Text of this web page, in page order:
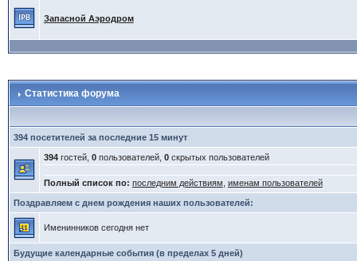
Запасной Аэродром
Статистика форума
394 посетителей за последние 15 минут
394гостей, 0пользователей, 0скрытых пользователей
Полный список по: последним действиям именам пользователей
Поздравляем с днем рождения наших пользователей:
Именинников сегодня нет
Будущие календарные события (в пределах 5 дней)